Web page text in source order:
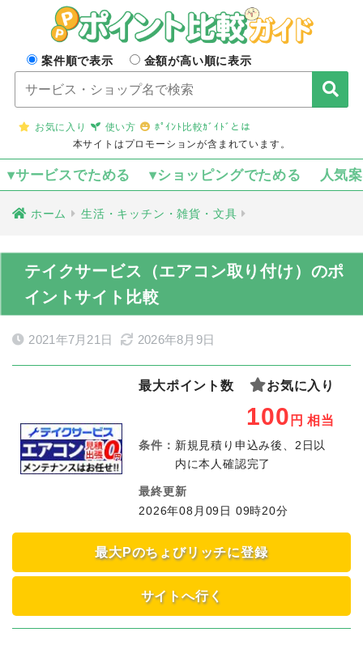
案件順で表示 金額が高い順に表示
お気に入り 使い方
ﾎﾟｲﾝﾄ比較ｶﾞｲﾄﾞとは
本サイトはプロモーションが含まれています。
▾サービスでためる ▾ショッピングでためる 人気
ホーム 生活・キッチン・雑貨・文具
テイクサービス（エアコン取り付け）のポ
イントサイト比較
2021年7月21日 2026年8月9日
最大ポイント数 お気に入り
100 円 相当
条件： 新規見積り申込み後、2日以
内に本人確認完了
最終更新
2026年08月09日 09時20分
最大Pのちょびリッチに登録
サイトへ行く